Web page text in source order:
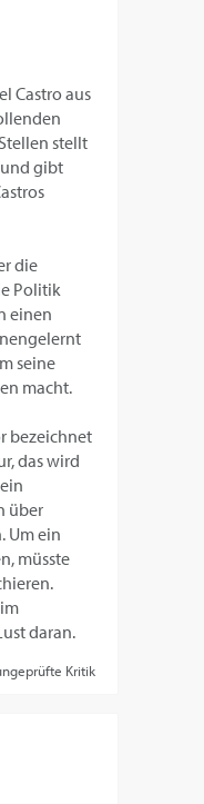
Castro aus
stellt
gibt
die
Politik
einen
seine
macht.
bezeichnet
das wird
über
Um ein
müsste
daran.
Kritik